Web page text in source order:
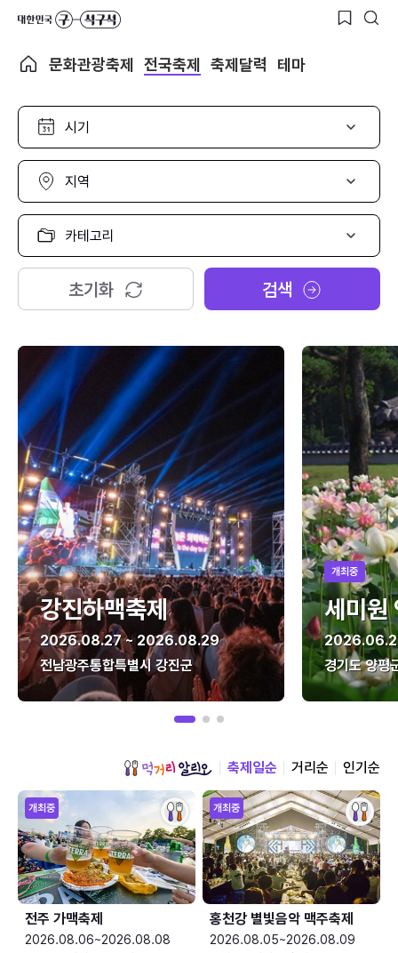
문화관광축제 전국축제 축제달력 테마
시
선
택
지
선
택
카
고
리
택
초기화 검색
강진하맥축제
2026.08.27 ~ 2026.08.29
전남광주통합특별시 강진군
개최중
세미원
경기도 양평
축제일순 거리순 인기순
개최중
전주 가맥축제
2026.08.06~2026.08.08
개최중
홍천강 별빛음악 맥주축제
2026.08.05~2026.08.09